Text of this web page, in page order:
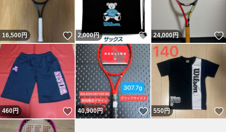
16,500円 いいね！
2,000円 いいね！
24,000円
460円 いいね！
40,900円 いいね！
550円